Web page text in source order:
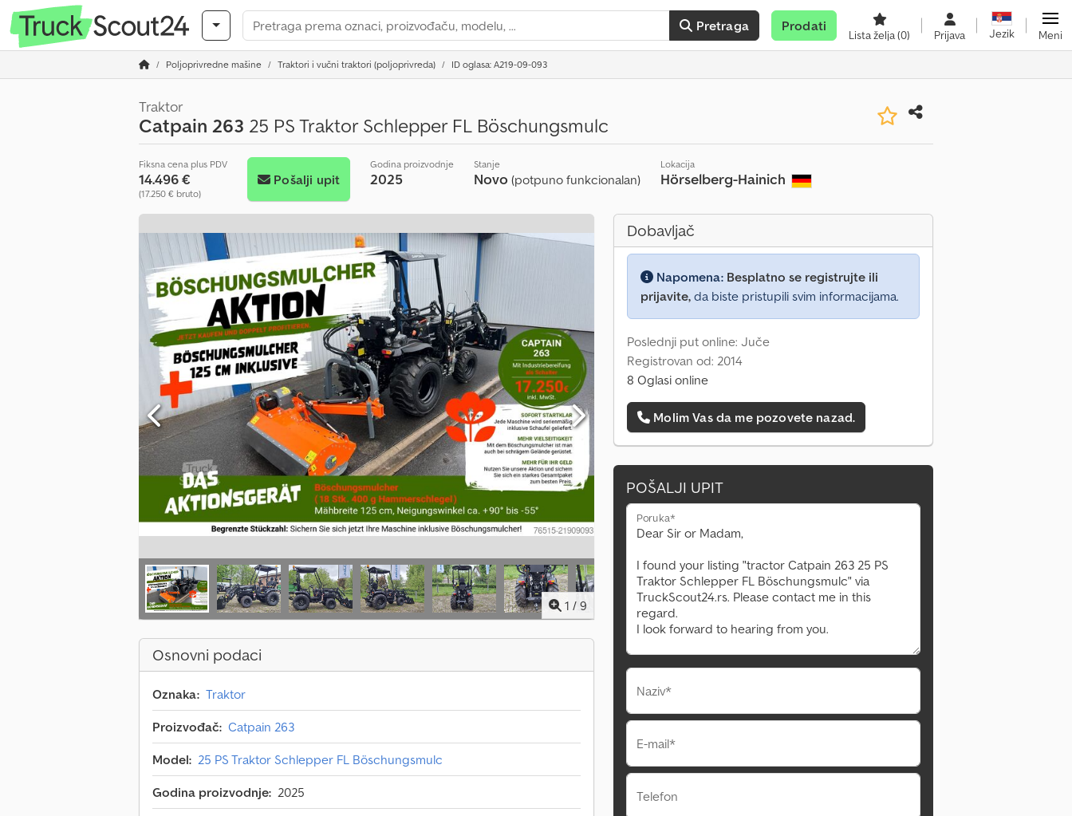
Pretraga Prodati
Lista želja(0) Prijava Jezik Meni
Poljoprivredne mašine Traktori i vučni traktori (poljoprivreda) ID oglasa: A219-09-093
Traktor
Catpain 263 25 PS Traktor Schlepper FL Böschungsmulc
Fiksna cena plus PDV
14.496 €
(17.250 € bruto)
Pošalji upit
Godina proizvodnje
2025
Stanje
Novo(potpuno funkcionalan)
Lokacija
Hörselberg-Hainich
1 / 9
Osnovni podaci
Oznaka: Traktor
Proizvođač: Catpain 263
Model: 25 PS Traktor Schlepper FL Böschungsmulc
Godina proizvodnje: 2025
Dobavljač
Napomena: Besplatno se registrujte ili
prijavite, da biste pristupili svim informacijama.
Poslednji put online: Juče
Registrovan od: 2014
8 Oglasi online
Molim Vas da me pozovete nazad.
POŠALJI UPIT
Poruka*
Naziv*
E-mail*
Telefon